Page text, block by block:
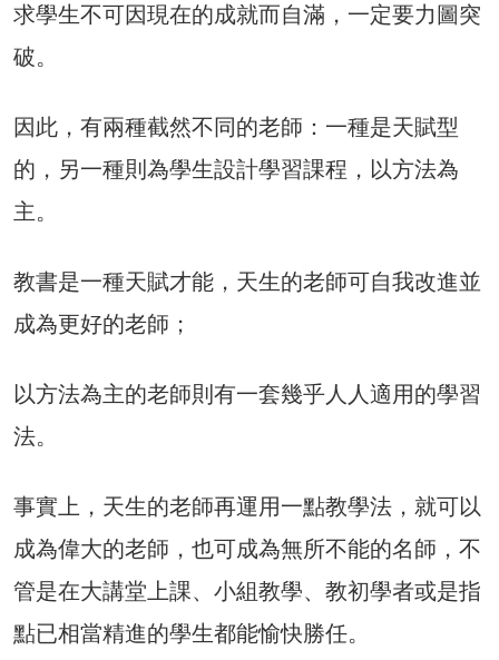
求學生不可因現在的成就而自滿，一定要力圖突
破。
因此，有兩種截然不同的老師：一種是天賦型
的，另一種則為學生設計學習課程，以方法為
主。
教書是一種天賦才能，天生的老師可自我改進並
成為更好的老師；
以方法為主的老師則有一套幾乎人人適用的學習
法。
事實上，天生的老師再運用一點教學法，就可以
成為偉大的老師，也可成為無所不能的名師，不
管是在大講堂上課、小組教學、教初學者或是指
點已相當精進的學生都能愉快勝任。